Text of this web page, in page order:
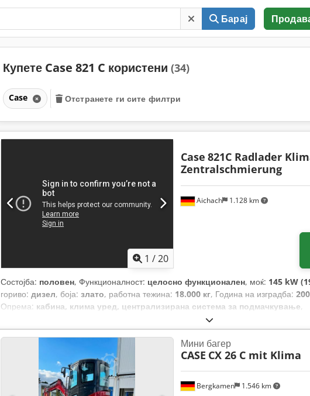
Барај
Купете Case 821 C користени (34)
Case Отстранете ги сите филтри
1 /20
Aichach 1.128 km
Case 821C Radlader
Zentralschmierung
Состојба: половен, Функционалност: целосно функционален, моќ: 145 kW
гориво: дизел, боја: злато, работна тежина: 18.000 кг, Година на изградба:
Опрема: кабина, клима уред, централизирана система за подмачкување,
Bergkamen 1.546 km
Мини багер
CASE CX 26 C mit Klima